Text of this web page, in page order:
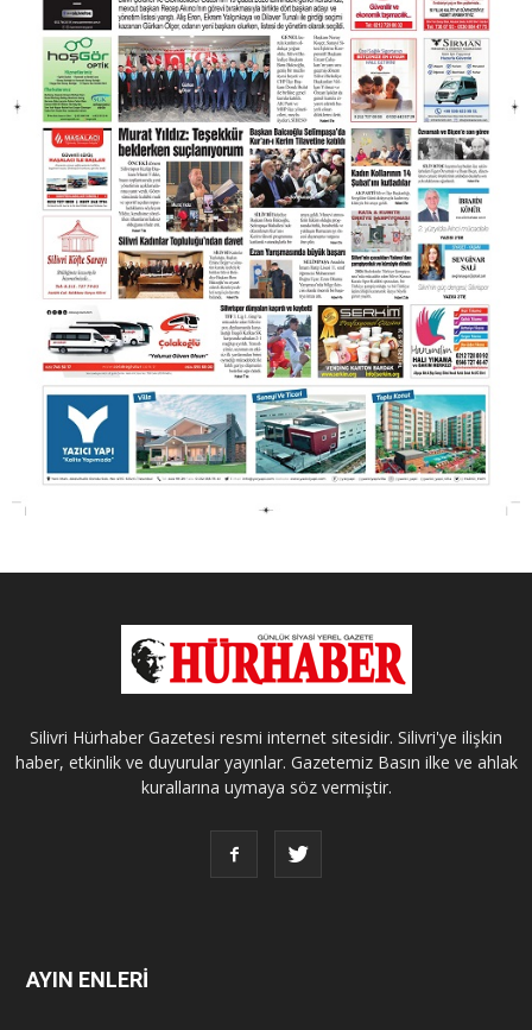
Silivri Hürhaber Gazetesi resmi internet sitesidir. Silivri'ye ilişkin
haber, etkinlik ve duyurular yayınlar. Gazetemiz Basın ilke ve ahlak
kurallarına uymaya söz vermiştir.
AYIN ENLERİ